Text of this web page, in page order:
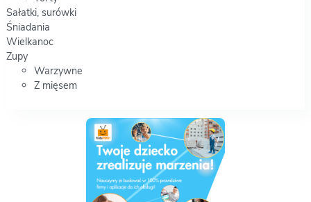
Sałatki, surówki
Śniadania
Wielkanoc
Zupy
Warzywne
Z mięsem